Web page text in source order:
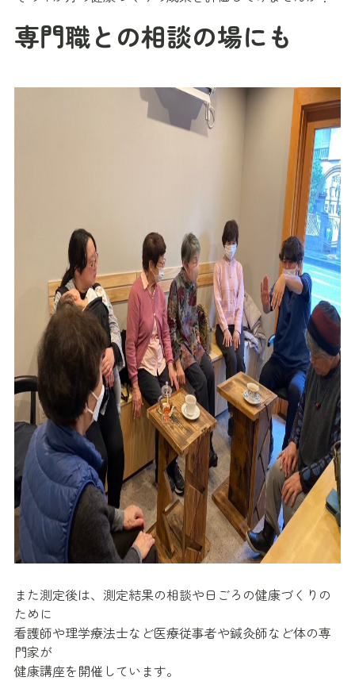
専門職との相談の場にも
また測定後は、測定結果の相談や日ごろの健康づくりの
ために
看護師や理学療法士など医療従事者や鍼灸師など体の専
門家が
健康講座を開催しています。